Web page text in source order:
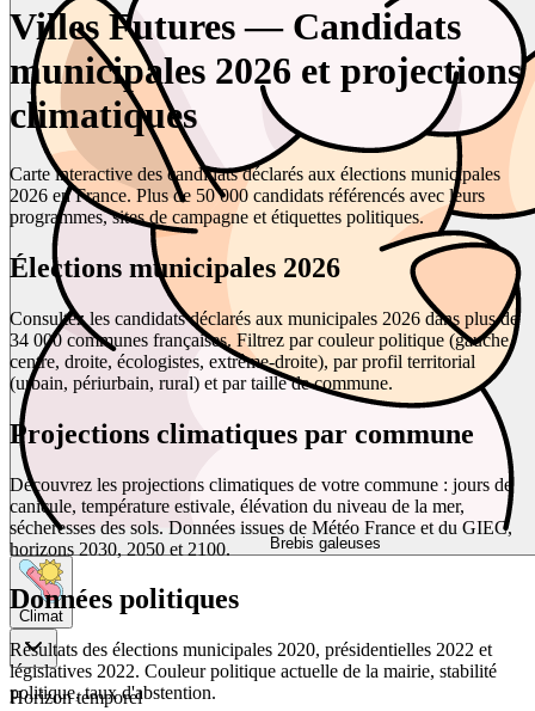
Brebis galeuses
Climat
Horizon temporel
Villes Futures — Candidats
municipales 2026 et projections
climatiques
Carte interactive des candidats déclarés aux élections municipales
2026 en France. Plus de 50 000 candidats référencés avec leurs
programmes, sites de campagne et étiquettes politiques.
Élections municipales 2026
Consultez les candidats déclarés aux municipales 2026 dans plus de
34 000 communes françaises. Filtrez par couleur politique (gauche,
centre, droite, écologistes, extrême-droite), par profil territorial
(urbain, périurbain, rural) et par taille de commune.
Projections climatiques par commune
Découvrez les projections climatiques de votre commune : jours de
canicule, température estivale, élévation du niveau de la mer,
sécheresses des sols. Données issues de Météo France et du GIEC,
horizons 2030, 2050 et 2100.
Données politiques
Résultats des élections municipales 2020, présidentielles 2022 et
législatives 2022. Couleur politique actuelle de la mairie, stabilité
politique, taux d'abstention.